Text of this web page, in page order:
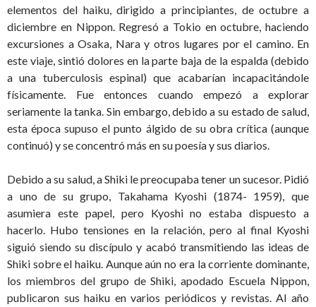
elementos del haiku, dirigido a principiantes, de octubre a
diciembre en Nippon. Regresó a Tokio en octubre, haciendo
excursiones a Osaka, Nara y otros lugares por el camino. En
este viaje, sintió dolores en la parte baja de la espalda (debido
a una tuberculosis espinal) que acabarían incapacitándole
físicamente. Fue entonces cuando empezó a explorar
seriamente la tanka. Sin embargo, debido a su estado de salud,
esta época supuso el punto álgido de su obra crítica (aunque
continuó) y se concentró más en su poesía y sus diarios.
Debido a su salud, a Shiki le preocupaba tener un sucesor. Pidió
a uno de su grupo, Takahama Kyoshi (1874- 1959), que
asumiera este papel, pero Kyoshi no estaba dispuesto a
hacerlo. Hubo tensiones en la relación, pero al final Kyoshi
siguió siendo su discípulo y acabó transmitiendo las ideas de
Shiki sobre el haiku. Aunque aún no era la corriente dominante,
los miembros del grupo de Shiki, apodado Escuela Nippon,
publicaron sus haiku en varios periódicos y revistas. Al año